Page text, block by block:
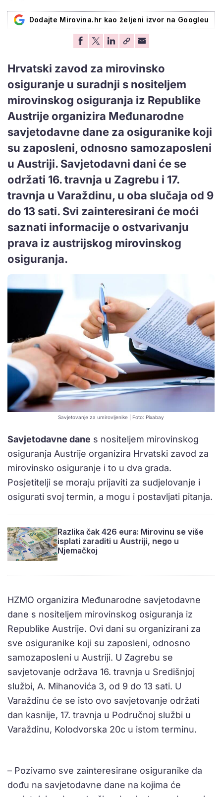
Dodajte Mirovina.hr kao željeni izvor na Googleu
Hrvatski zavod za mirovinsko
osiguranje u suradnji s nositeljem
mirovinskog osiguranja iz Republike
Austrije organizira Međunarodne
savjetodavne dane za osiguranike koji
su zaposleni, odnosno samozaposleni
u Austriji. Savjetodavni dani će se
održati 16. travnja u Zagrebu i 17.
travnja u Varaždinu, u oba slučaja od 9
do 13 sati. Svi zainteresirani će moći
saznati informacije o ostvarivanju
prava iz austrijskog mirovinskog
osiguranja.
Savjetovanje za umirovljenike | Foto: Pixabay
Savjetodavne dane s nositeljem mirovinskog
osiguranja Austrije organizira Hrvatski zavod za
mirovinsko osiguranje i to u dva grada.
Posjetitelji se moraju prijaviti za sudjelovanje i
osigurati svoj termin, a mogu i postavljati pitanja.
Razlika čak 426 eura: Mirovinu se više
isplati zaraditi u Austriji, nego u
Njemačkoj
HZMO organizira Međunarodne savjetodavne
dane s nositeljem mirovinskog osiguranja iz
Republike Austrije. Ovi dani su organizirani za
sve osiguranike koji su zaposleni, odnosno
samozaposleni u Austriji. U Zagrebu se
savjetovanje održava 16. travnja u Središnjoj
službi, A. Mihanovića 3, od 9 do 13 sati. U
Varaždinu će se isto ovo savjetovanje održati
dan kasnije, 17. travnja u Područnoj službi u
Varaždinu, Kolodvorska 20c u istom terminu.
– Pozivamo sve zainteresirane osiguranike da
dođu na savjetodavne dane na kojima će